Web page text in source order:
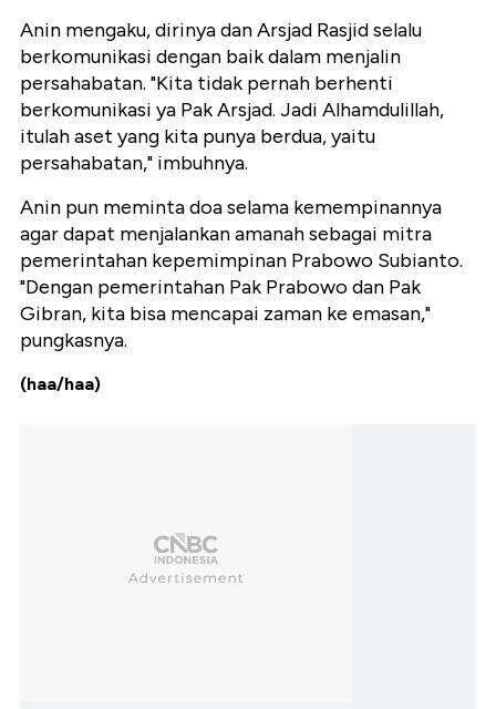
Anin mengaku, dirinya dan Arsjad Rasjid selalu
berkomunikasi dengan baik dalam menjalin
persahabatan. "Kita tidak pernah berhenti
berkomunikasi ya Pak Arsjad. Jadi Alhamdulillah,
itulah aset yang kita punya berdua, yaitu
persahabatan," imbuhnya.
Anin pun meminta doa selama kemempinannya
agar dapat menjalankan amanah sebagai mitra
pemerintahan kepemimpinan Prabowo Subianto.
"Dengan pemerintahan Pak Prabowo dan Pak
Gibran, kita bisa mencapai zaman ke emasan,"
pungkasnya.
(haa/haa)